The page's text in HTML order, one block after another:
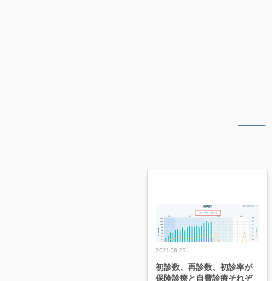
2021.08.25
初診数、再診数、初診率が
保険診療と自費診療それぞ